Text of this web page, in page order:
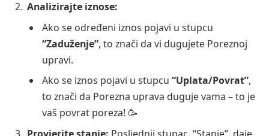
Analizirajte iznose:
Ako se određeni iznos pojavi u stupcu
“Zaduženje”, to znači da vi dugujete Poreznoj
upravi.
Ako se iznos pojavi u stupcu “Uplata/Povrat”,
to znači da Porezna uprava duguje vama – to je
vaš povrat poreza! 🥳
Provjerite stanje: Posljednji stupac, “Stanje”, daje